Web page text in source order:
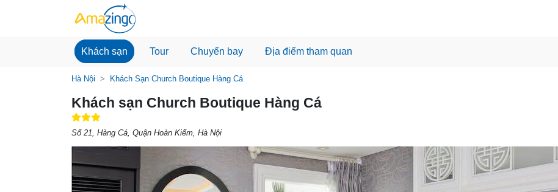
Khách sạn Tour Chuyến bay Địa điểm tham quan
Hà Nội Khách Sạn Church Boutique Hàng Cá
Khách sạn Church Boutique Hàng Cá
Số 21, Hàng Cá, Quận Hoàn Kiếm, Hà Nội